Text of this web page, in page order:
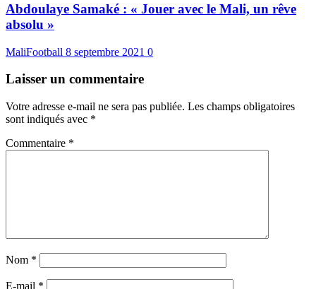
Abdoulaye Samaké : « Jouer avec le Mali, un rêve
absolu »
MaliFootball 8 septembre 2021 0
Laisser un commentaire
Votre adresse e-mail ne sera pas publiée. Les champs obligatoires
sont indiqués avec *
Commentaire *
Nom *
E-mail *